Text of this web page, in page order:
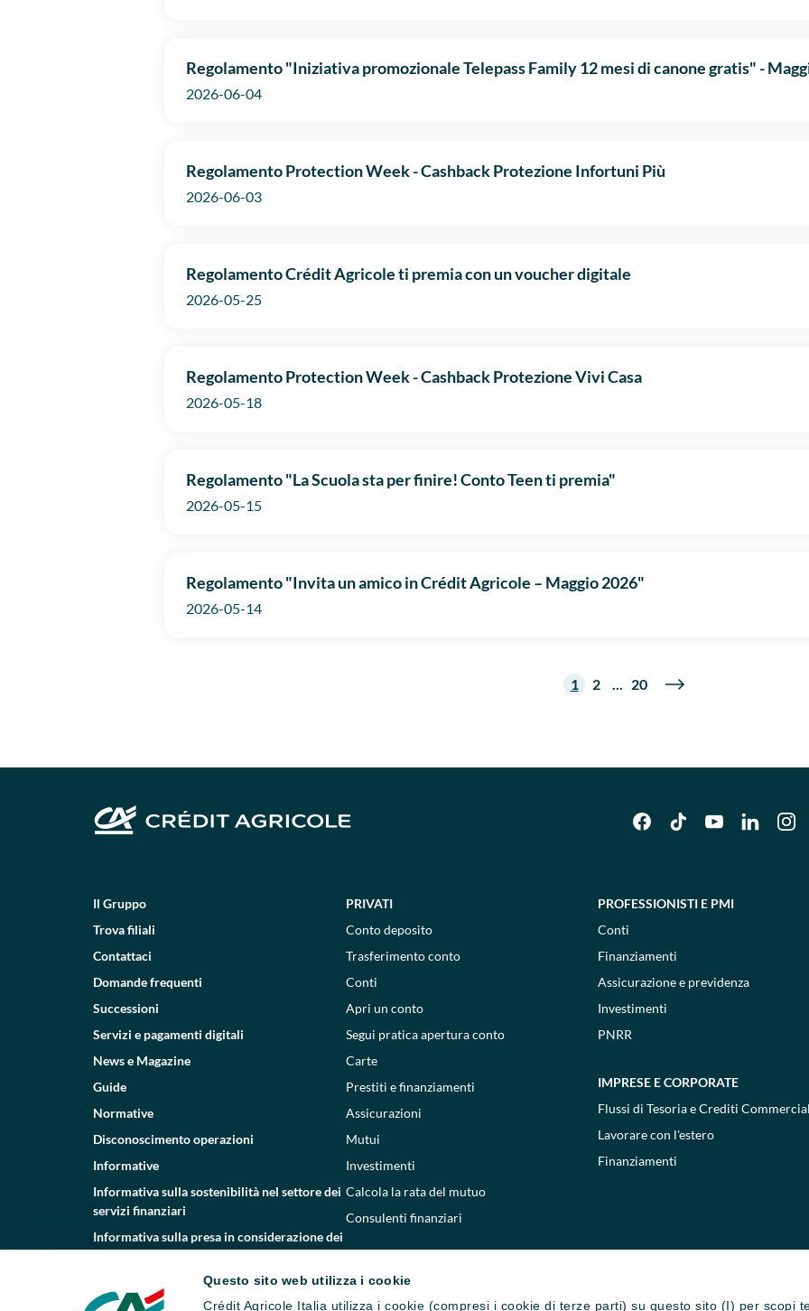
Questo sito web utilizza i cookie
Crédit Agricole Italia utilizza i cookie (compresi i cookie di terze parti) su questo sito (I) per scopi
Regolamento "Iniziativa promozionale Telepass Family 12 mesi di canone gratis" -
2026-06-04
Regolamento Protection Week - Cashback Protezione Infortuni Più
2026-06-03
Regolamento Crédit Agricole ti premia con un voucher digitale
2026-05-25
Regolamento Protection Week - Cashback Protezione Vivi Casa
2026-05-18
Regolamento "La Scuola sta per finire! Conto Teen ti premia"
2026-05-15
Regolamento "Invita un amico in Crédit Agricole – Maggio 2026"
2026-05-14
1 2 ... 20
Il Gruppo
Trova filiali
Contattaci
Domande frequenti
Successioni
Servizi e pagamenti digitali
News e Magazine
Guide
Normative
Disconoscimento operazioni
Informative
Informativa sulla sostenibilità nel settore dei
servizi finanziari
Informativa sulla presa in considerazione dei
Whistleblowing
PRIVATI
Conto deposito
Trasferimento conto
Conti
Apri un conto
Segui pratica apertura conto
Carte
Prestiti e finanziamenti
Assicurazioni
Mutui
Investimenti
Calcola la rata del mutuo
Consulenti finanziari
PROFESSIONISTI E PMI
Conti
Finanziamenti
Assicurazione e previdenza
Investimenti
PNRR
IMPRESE E CORPORATE
Flussi di Tesoria e Crediti
Lavorare con l'estero
Finanziamenti